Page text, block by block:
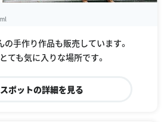
の手作り作品も販売しています。
ても気に入りな場所です。
ポットの詳細を見る